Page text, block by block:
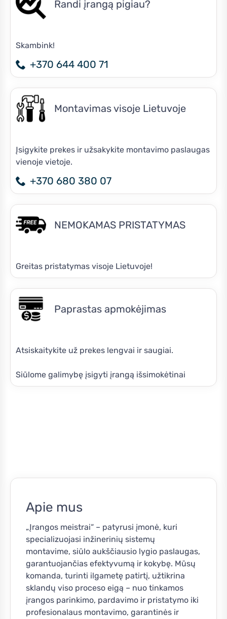
Randi įrangą pigiau?
Skambink!
+370 644 400 71
Montavimas visoje Lietuvoje
Įsigykite prekes ir užsakykite montavimo paslaugas
vienoje vietoje.
+370 680 380 07
NEMOKAMAS PRISTATYMAS
Greitas pristatymas visoje Lietuvoje!
Paprastas apmokėjimas
Atsiskaitykite už prekes lengvai ir saugiai.
Siūlome galimybę įsigyti įrangą išsimokėtinai
Apie mus
„Įrangos meistrai“ – patyrusi įmonė, kuri
specializuojasi inžinerinių sistemų
montavime, siūlo aukščiausio lygio paslaugas,
garantuojančias efektyvumą ir kokybę. Mūsų
komanda, turinti ilgametę patirtį, užtikrina
sklandų viso proceso eigą – nuo tinkamos
įrangos parinkimo, pardavimo ir pristatymo iki
profesionalaus montavimo, garantinės ir